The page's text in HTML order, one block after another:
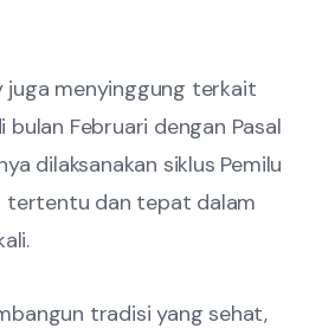
juga menyinggung terkait
Februari dengan Pasal
dilaksanakan siklus Pemilu
tertentu dan tepat dalam
tradisi yang sehat,